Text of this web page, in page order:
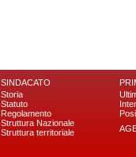
SINDACATO
Storia
Statuto
Regolamento
Struttura Nazionale
Struttura territoriale